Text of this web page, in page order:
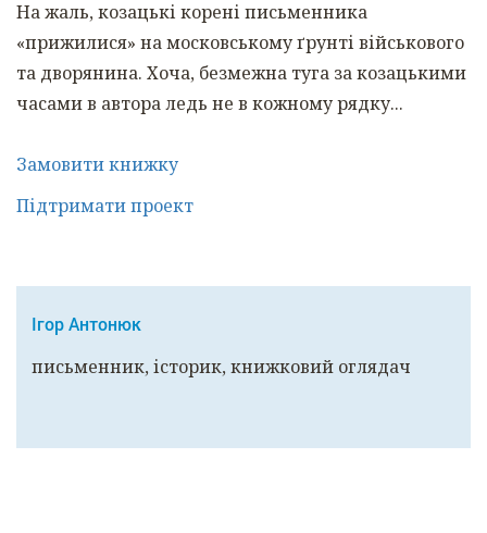
На жаль, козацькі корені письменника
«прижилися» на московському ґрунті військового
та дворянина. Хоча, безмежна туга за козацькими
часами в автора ледь не в кожному рядку...
Замовити книжку
Підтримати проект
Ігор Антонюк
письменник, історик, книжковий оглядач